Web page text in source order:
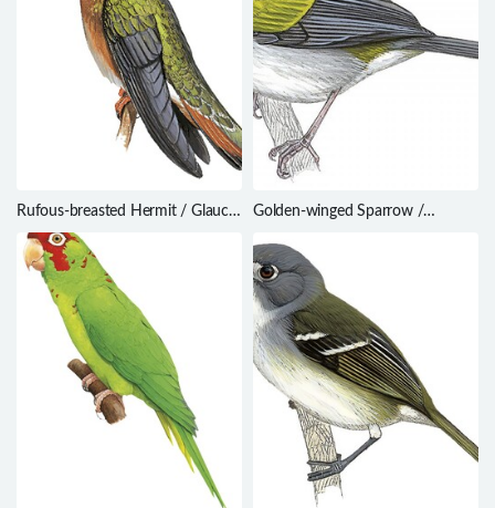
Rufous-breasted Hermit / Glaucis
hirsutus
Golden-winged Sparrow /